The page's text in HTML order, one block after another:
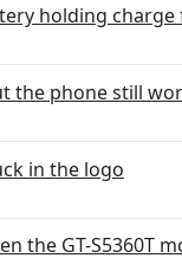
holding charge
the phone still
in the logo
the GT-S5360T